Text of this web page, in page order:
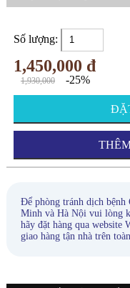
Số lượng:
1,450,000 đ
1,930,000 -25%
Để phòng tránh dịch
Minh và Hà Nội vui lòng
hãy đặt hàng qua
giao hàng tận nhà trên